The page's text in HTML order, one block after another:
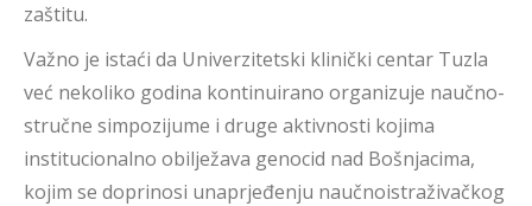
zaštitu.
Važno je istaći da Univerzitetski klinički centar Tuzla
već nekoliko godina kontinuirano organizuje naučno-
stručne simpozijume i druge aktivnosti kojima
institucionalno obilježava genocid nad Bošnjacima,
kojim se doprinosi unaprjeđenju naučnoistraživačkog